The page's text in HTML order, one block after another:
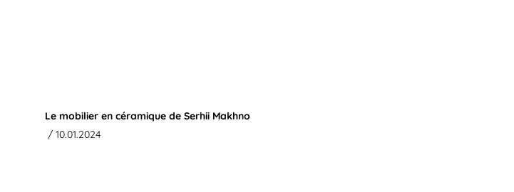
Le mobilier en céramique de Serhii Makhno
/ 10.01.2024